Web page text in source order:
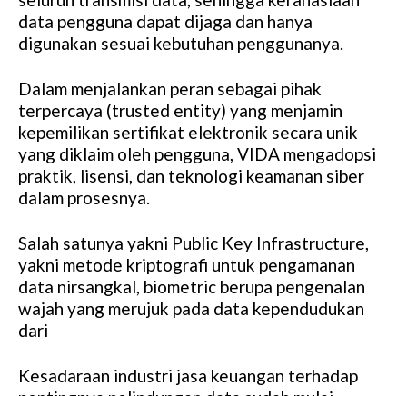
data pengguna dapat dijaga dan hanya
digunakan sesuai kebutuhan penggunanya.
Dalam menjalankan peran sebagai pihak
terpercaya (trusted entity) yang menjamin
kepemilikan sertifikat elektronik secara unik
yang diklaim oleh pengguna, VIDA mengadopsi
praktik, lisensi, dan teknologi keamanan siber
dalam prosesnya.
Salah satunya yakni Public Key Infrastructure,
yakni metode kriptografi untuk pengamanan
data nirsangkal, biometric berupa pengenalan
wajah yang merujuk pada data kependudukan
dari
Kesadaraan industri jasa keuangan terhadap